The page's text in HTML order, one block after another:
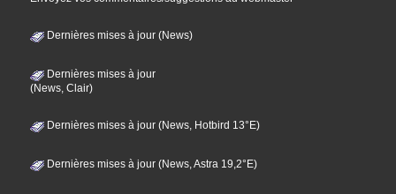
Dernières mises à jour (News)
Dernières mises à jour
(News, Clair)
Dernières mises à jour (News, Hotbird 13°E)
Dernières mises à jour (News, Astra 19,2°E)